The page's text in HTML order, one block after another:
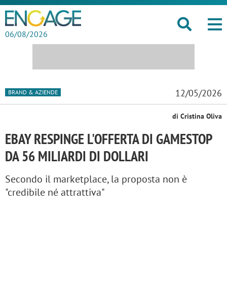
06/08/2026
BRAND & AZIENDE 12/05/2026
di Cristina Oliva
EBAY RESPINGE L'OFFERTA DI GAMESTOP
DA 56 MILIARDI DI DOLLARI
Secondo il marketplace, la proposta non è
"credibile né attrattiva"